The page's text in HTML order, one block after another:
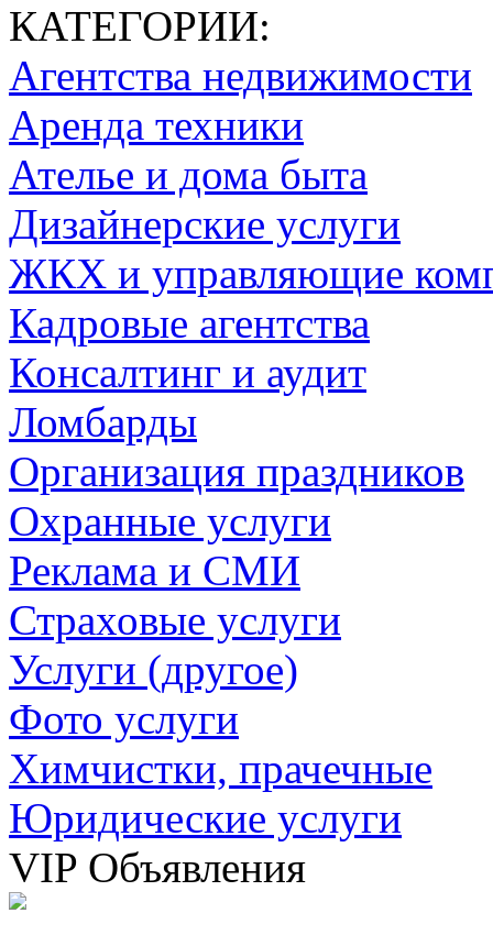
КАТЕГОРИИ:
Агентства недвижимости
Аренда техники
Ателье и дома быта
Дизайнерские услуги
ЖКХ и управляющие
Кадровые агентства
Консалтинг и аудит
Ломбарды
Организация праздников
Охранные услуги
Реклама и СМИ
Страховые услуги
Услуги (другое)
Фото услуги
Химчистки, прачечные
Юридические услуги
VIP Объявления